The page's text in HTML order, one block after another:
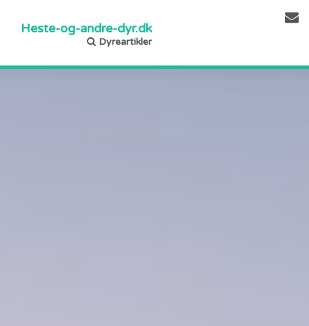
Heste-og-andre-dyr.dk
Dyreartikler